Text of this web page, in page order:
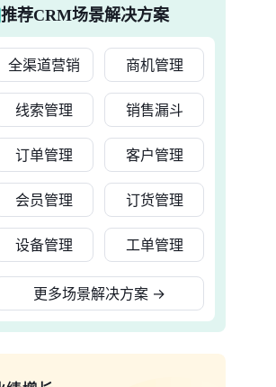
推荐CRM场景解决方案
全渠道营销 商机管理
线索管理 销售漏斗
订单管理 客户管理
会员管理 订货管理
设备管理 工单管理
更多场景解决方案 →